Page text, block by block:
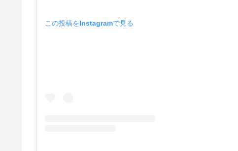
この投稿をInstagramで見る